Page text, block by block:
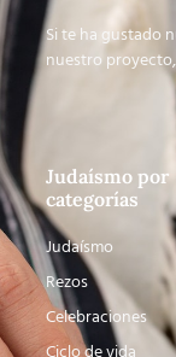
Si te ha gustado
nuestro
Judaísmo por
categorías
Judaísmo
Rezos
Celebraciones